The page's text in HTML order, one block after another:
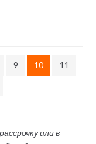
9 10 11
или в